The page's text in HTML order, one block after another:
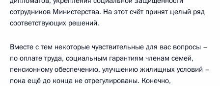
сотрудников Министерства. На этот счёт принят целый ряд
соответствующих решений.
Вместе с тем некоторые чувствительные для вас вопросы –
по оплате труда, социальным гарантиям членам семей,
пенсионному обеспечению, улучшению жилищных условий –
пока ещё до конца не отрегулированы. Конечно,